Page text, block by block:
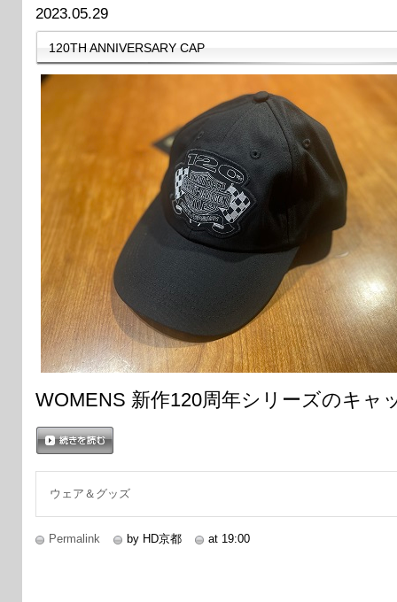
2023.05.29
120TH ANNIVERSARY CAP
WOMENS 新作120周年シリーズのキャ
ウェア＆グッズ
Permalink by HD京都 at 19:00